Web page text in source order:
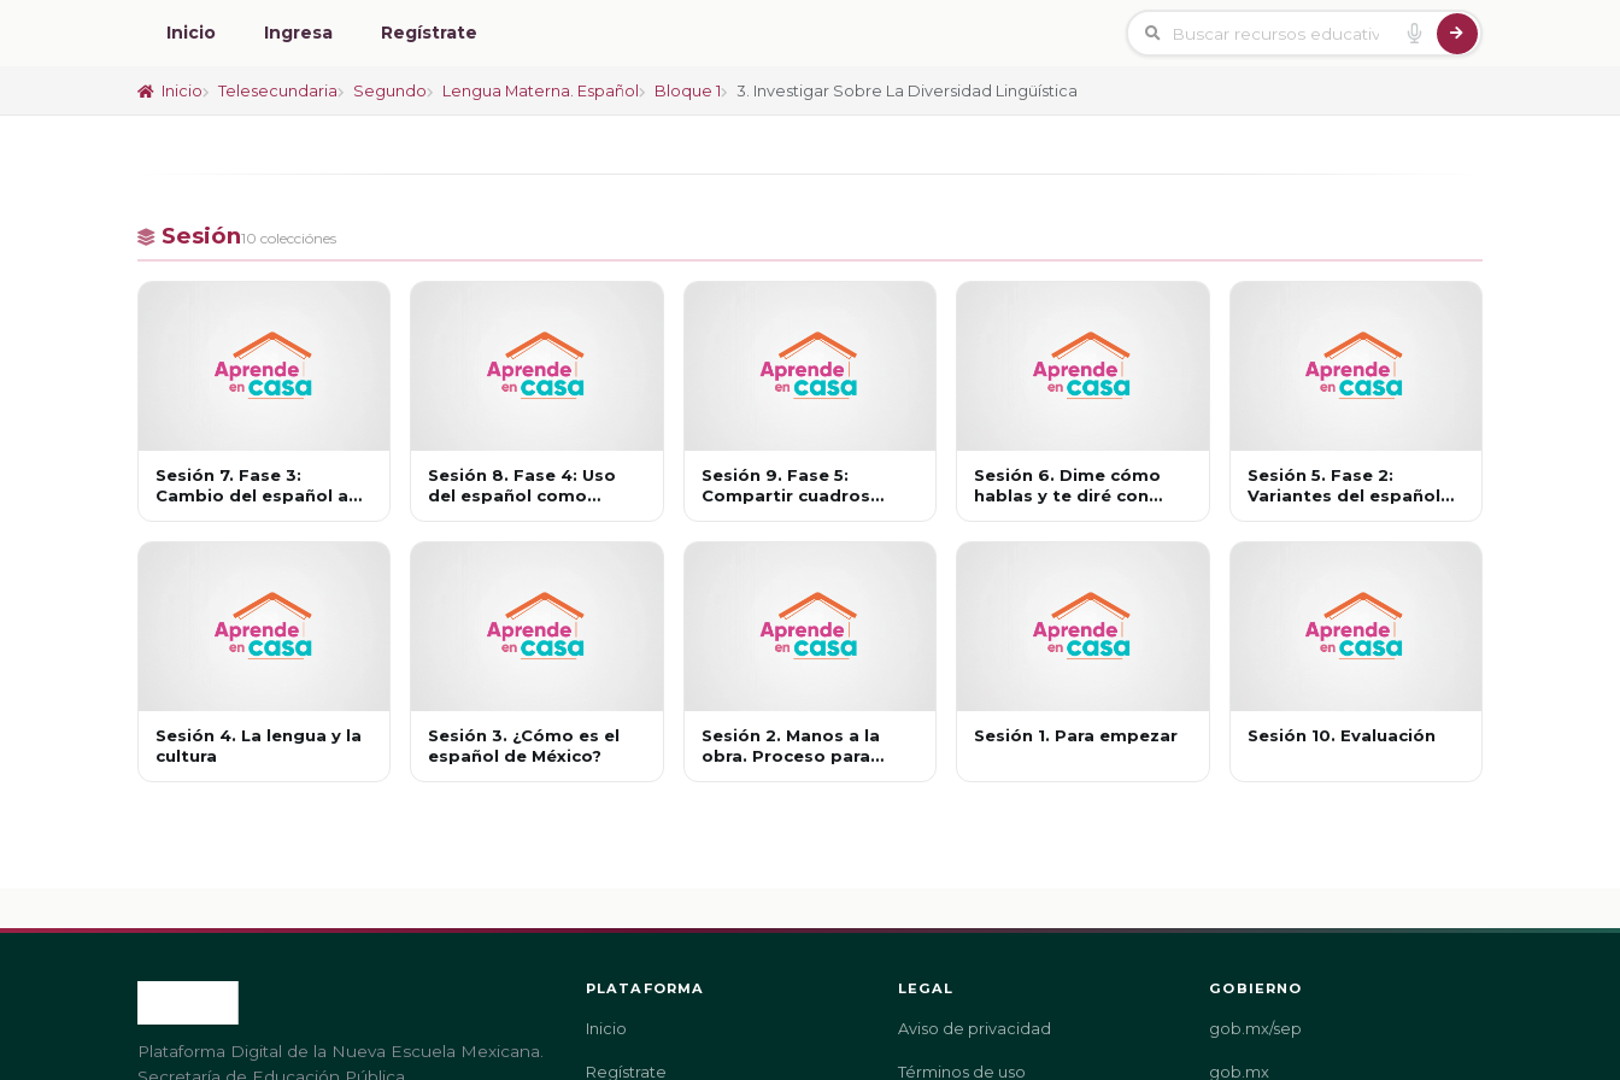
Inicio Ingresa Regístrate
Inicio Telesecundaria Segundo Lengua Materna. Español Bloque 1 3. Investigar Sobre La Diversidad Lingüística
Sesión10 colecciónes
Sesión 7. Fase 3:
Cambio del español a
Sesión 8. Fase 4: Uso
del español como
Sesión 9. Fase 5:
Compartir cuadros
Sesión 6. Dime cómo
hablas y te diré con
Sesión 5. Fase 2:
Variantes del español
Sesión 4. La lengua y la
cultura
Sesión 3. ¿Cómo es el
español de México?
Sesión 2. Manos a la
obra. Proceso para
Sesión 1. Para empezar Sesión 10. Evaluación
Plataforma Digital de la Nueva Escuela Mexicana.
PLATAFORMA
Inicio
Regístrate
LEGAL
Aviso de privacidad
Términos de uso
GOBIERNO
gob.mx/sep
gob.mx